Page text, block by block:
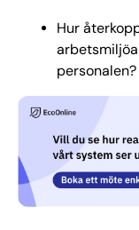
Hur
personalen?